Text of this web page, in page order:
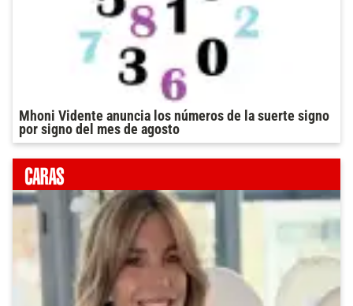
Mhoni Vidente anuncia los números de la suerte signo
por signo del mes de agosto